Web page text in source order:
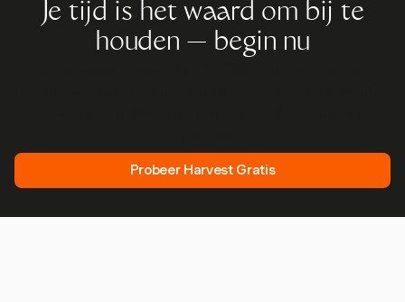
Je tijd is het waard om bij te
houden — begin nu
Probeer Harvest Gratis